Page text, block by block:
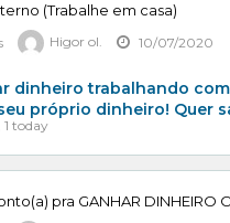
(Trabalhe em casa)
Higor ol. 10/07/2020
dinheiro trabalhando
próprio dinheiro! Quer
1 today
pra GANHAR